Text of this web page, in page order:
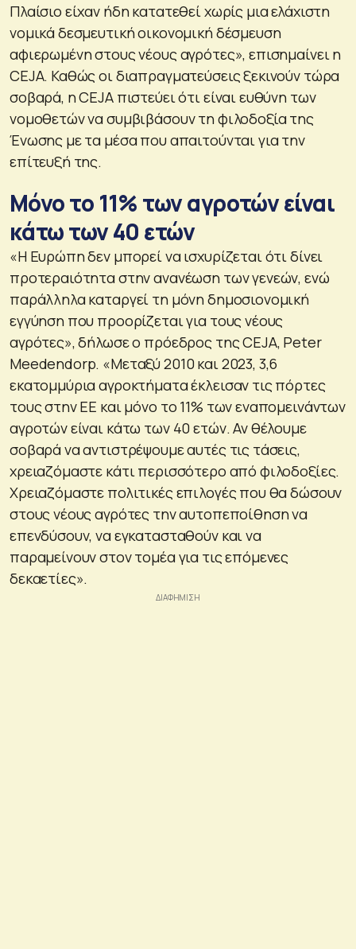
Πλαίσιο είχαν ήδη κατατεθεί χωρίς μια ελάχιστη
νομικά δεσμευτική οικονομική δέσμευση
αφιερωμένη στους νέους αγρότες», επισημαίνει η
CEJA. Καθώς οι διαπραγματεύσεις ξεκινούν τώρα
σοβαρά, η CEJA πιστεύει ότι είναι ευθύνη των
νομοθετών να συμβιβάσουν τη φιλοδοξία της
Ένωσης με τα μέσα που απαιτούνται για την
επίτευξή της.
Μόνο το 11% των αγροτών είναι
κάτω των 40 ετών
«Η Ευρώπη δεν μπορεί να ισχυρίζεται ότι δίνει
προτεραιότητα στην ανανέωση των γενεών, ενώ
παράλληλα καταργεί τη μόνη δημοσιονομική
εγγύηση που προορίζεται για τους νέους
αγρότες», δήλωσε ο πρόεδρος της CEJA, Peter
Meedendorp. «Μεταξύ 2010 και 2023, 3,6
εκατομμύρια αγροκτήματα έκλεισαν τις πόρτες
τους στην ΕΕ και μόνο το 11% των εναπομεινάντων
αγροτών είναι κάτω των 40 ετών. Αν θέλουμε
σοβαρά να αντιστρέψουμε αυτές τις τάσεις,
χρειαζόμαστε κάτι περισσότερο από φιλοδοξίες.
Χρειαζόμαστε πολιτικές επιλογές που θα δώσουν
στους νέους αγρότες την αυτοπεποίθηση να
επενδύσουν, να εγκατασταθούν και να
παραμείνουν στον τομέα για τις επόμενες
δεκαετίες».